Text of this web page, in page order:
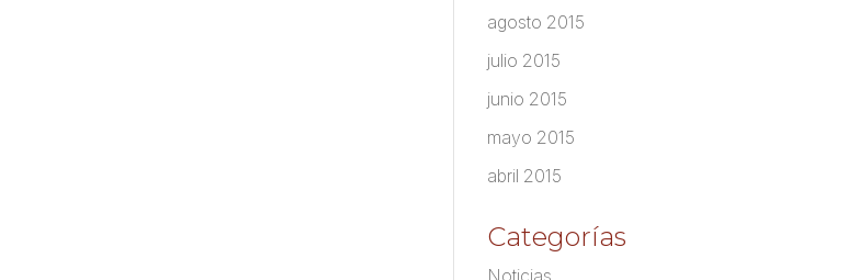
agosto 2015
julio 2015
junio 2015
mayo 2015
abril 2015
Categorías
Noticias